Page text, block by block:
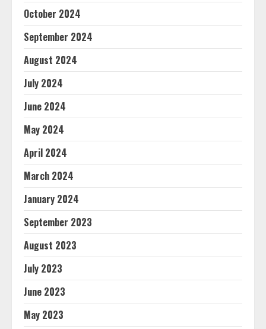
October 2024
September 2024
August 2024
July 2024
June 2024
May 2024
April 2024
March 2024
January 2024
September 2023
August 2023
July 2023
June 2023
May 2023